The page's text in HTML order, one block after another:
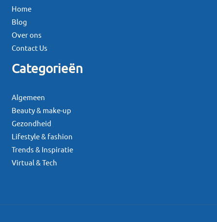
Home
Blog
Over ons
Contact Us
Categorieën
Algemeen
Beauty & make-up
Gezondheid
Lifestyle & fashion
Trends & Inspiratie
Virtual & Tech